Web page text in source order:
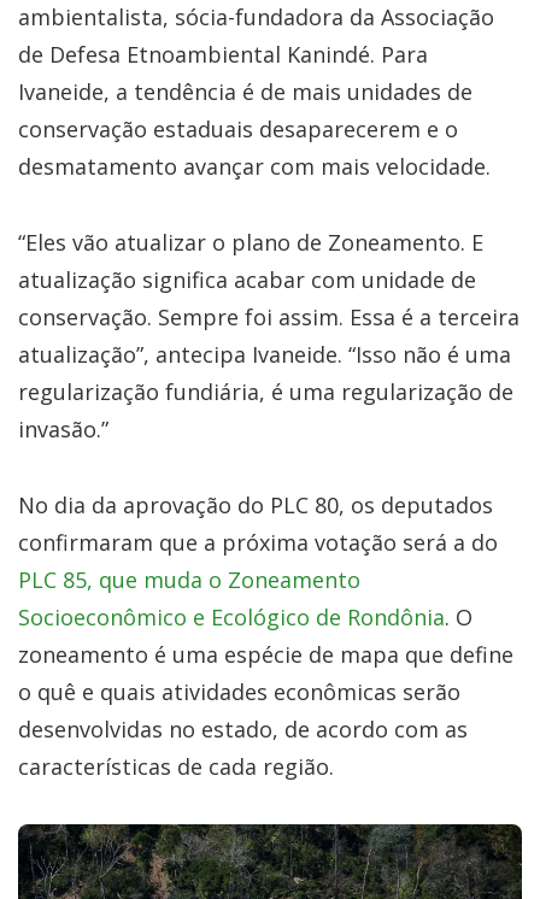
ambientalista, sócia-fundadora da Associação
de Defesa Etnoambiental Kanindé. Para
Ivaneide, a tendência é de mais unidades de
conservação estaduais desaparecerem e o
desmatamento avançar com mais velocidade.
“Eles vão atualizar o plano de Zoneamento. E
atualização significa acabar com unidade de
conservação. Sempre foi assim. Essa é a terceira
atualização”, antecipa Ivaneide. “Isso não é uma
regularização fundiária, é uma regularização de
invasão.”
No dia da aprovação do PLC 80, os deputados
confirmaram que a próxima votação será a do
PLC 85, que muda o Zoneamento
Socioeconômico e Ecológico de Rondônia. O
zoneamento é uma espécie de mapa que define
o quê e quais atividades econômicas serão
desenvolvidas no estado, de acordo com as
características de cada região.